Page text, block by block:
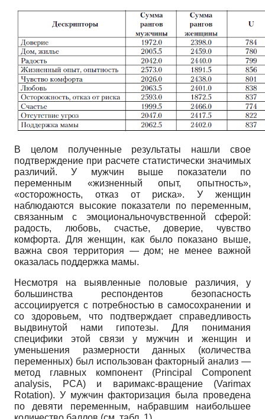
В целом полученные результаты нашли свое
подтверждение при расчете статистически значимых
различий. У мужчин выше показатели по
переменным «жизненный опыт, опытность»,
«осторожность, отказ от риска». У женщин
наблюдаются высокие показатели по переменным,
связанным с эмоционально­чувственной сферой:
радость, любовь, счастье, доверие, чувство
комфорта. Для женщин, как было показано выше,
важна своя территория — дом; не менее важной
оказалась поддержка мамы.
Несмотря на выявленные половые различия, у
большинства респондентов безопасность
ассоциируется с потребностью в самосохранении и
со здоровьем, что подтверждает справедливость
выдвинутой нами гипотезы. Для понимания
специфики этой связи у мужчин и женщин и
уменьшения размерности данных (количества
переменных) был использован факторный анализ —
метод главных компонент (Principal Component
analysis, PCA) и варимакс-вращение (Varimax
Rotation). У мужчин факторизация была проведена
по девяти переменным, набравшим наибольшее